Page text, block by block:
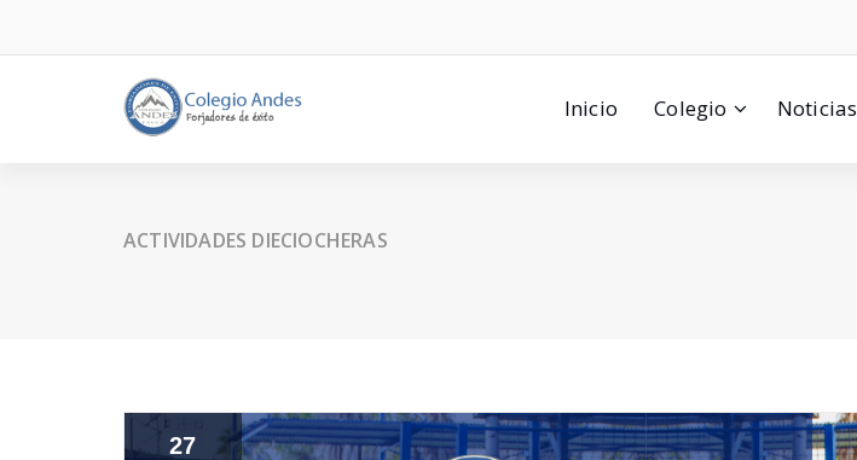
Inicio Colegio Noticias
ACTIVIDADES DIECIOCHERAS
27